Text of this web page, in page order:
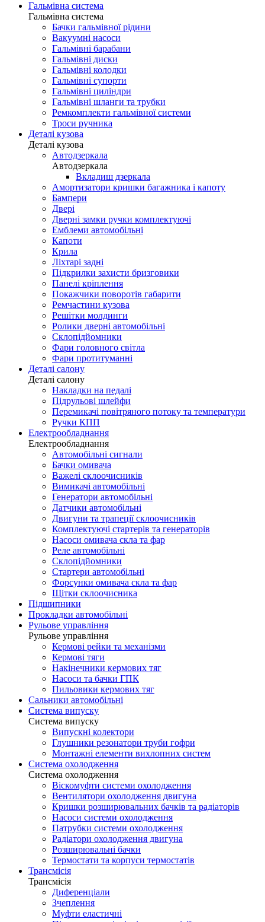
Гальмівна система
Гальмівна система
Бачки гальмівної рідини
Вакуумні насоси
Гальмівні барабани
Гальмівні диски
Гальмівні колодки
Гальмівні супорти
Гальмівні циліндри
Гальмівні шланги та трубки
Ремкомплекти гальмівної системи
Троси ручника
Деталі кузова
Деталі кузова
Автодзеркала
Автодзеркала
Вкладиш дзеркала
Амортизатори кришки багажника і капоту
Бампери
Двері
Дверні замки ручки комплектуючі
Емблеми автомобільні
Капоти
Крила
Ліхтарі задні
Підкрилки захисти бризговики
Панелі кріплення
Покажчики поворотів габарити
Ремчастини кузова
Решітки молдинги
Ролики дверні автомобільні
Склопідйомники
Фари головного світла
Фари протитуманні
Деталі салону
Деталі салону
Накладки на педалі
Підрульові шлейфи
Перемикачі повітряного потоку та температури
Ручки КПП
Електрообладнання
Електрообладнання
Автомобільні сигнали
Бачки омивача
Важелі склоочисників
Вимикачі автомобільні
Генератори автомобільні
Датчики автомобільні
Двигуни та трапеції склоочисників
Комплектуючі стартерів та генераторів
Насоси омивача скла та фар
Реле автомобільні
Склопідйомники
Стартери автомобільні
Форсунки омивача скла та фар
Щітки склоочисника
Підшипники
Прокладки автомобільні
Рульове управління
Рульове управління
Кермові рейки та механізми
Кермові тяги
Накінечники кермових тяг
Насоси та бачки ГПК
Пильовики кермових тяг
Сальники автомобільні
Система випуску
Система випуску
Випускні колектори
Глушники резонатори труби гофри
Монтажні елементи вихлопних систем
Система охолодження
Система охолодження
Віскомуфти системи охолодження
Вентилятори охолодження двигуна
Кришки розширювальних бачків та радіаторів
Насоси системи охолодження
Патрубки системи охолодження
Радіатори охолодження двигуна
Розширювальні бачки
Термостати та корпуси термостатів
Трансмісія
Трансмісія
Диференціали
Зчеплення
Муфти еластичні